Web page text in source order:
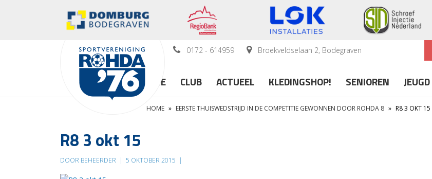
0172 - 614959 Broekveldselaan 2, Bodegraven
HOME CLUB ACTUEEL KLEDINGSHOP! SENIOREN JEUGD
HOME » EERSTE THUISWEDSTRIJD IN DE COMPETITIE GEWONNEN DOOR ROHDA 8 » R8 3 OKT 15
R8 3 okt 15
DOOR BEHEERDER | 5 OKTOBER 2015 |